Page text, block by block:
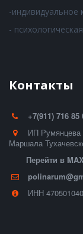
-индивидуальное
-
Контакты
+7(911) 716 85
ИП Румянцева
Маршала
Перейти в MAX
ИНН